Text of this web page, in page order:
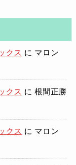
クス に マロン
クス に 根間正勝
クス に マロン